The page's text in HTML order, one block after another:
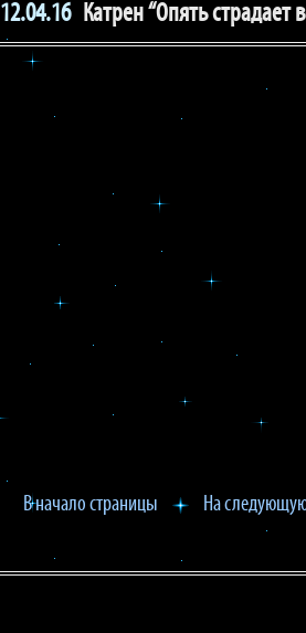
12.04.16 Катрен “Опять страдает
В начало страницы На